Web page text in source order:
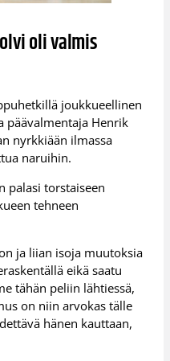
oli valmis
joukkueellinen
päävalmentaja Henrik
nyrkkiään ilmassa
naruihin.
palasi torstaiseen
tehneen
ja liian isoja muutoksia
eikä saatu
tähän peliin lähtiessä,
on niin arvokas tälle
hänen kauttaan,